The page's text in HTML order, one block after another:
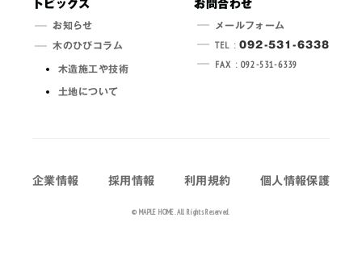
トピックス
お知らせ
木のひびコラム
木造施工や技術
土地について
お問合わせ
メールフォーム
TEL : 092-531-6338
FAX : 092-531-6339
企業情報 採用情報 利用規約 個人情報保護
© MAPLE HOME. All Rights Reserved.